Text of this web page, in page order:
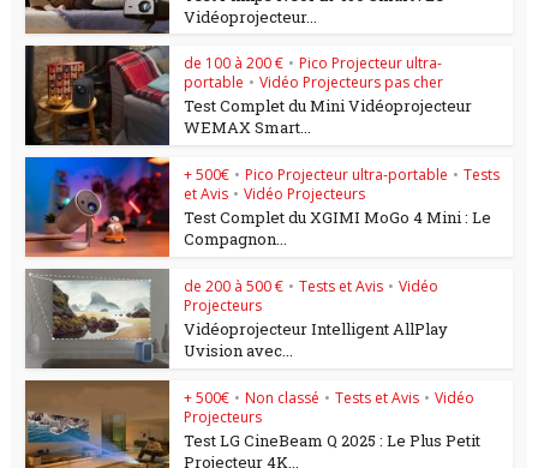
Vidéoprojecteur...
de 100 à 200 € • Pico Projecteur ultra-
portable • Vidéo Projecteurs pas cher
Test Complet du Mini Vidéoprojecteur
WEMAX Smart...
+ 500€ • Pico Projecteur ultra-portable • Tests
et Avis • Vidéo Projecteurs
Test Complet du XGIMI MoGo 4 Mini : Le
Compagnon...
de 200 à 500 € • Tests et Avis • Vidéo
Projecteurs
Vidéoprojecteur Intelligent AllPlay
Uvision avec...
+ 500€ • Non classé • Tests et Avis • Vidéo
Projecteurs
Test LG CineBeam Q 2025 : Le Plus Petit
Projecteur 4K...